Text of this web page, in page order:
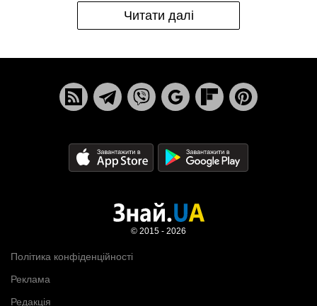
Читати далі
Політика конфіденційності
Реклама
Редакція
© 2015 - 2026